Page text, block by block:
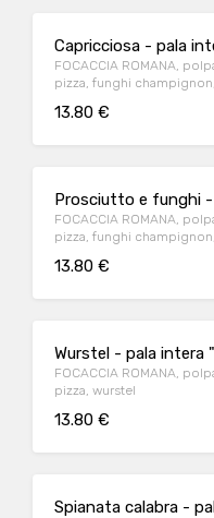
Capricciosa - pala
FOCACCIA ROMANA,
pizza, funghi
13.80 €
Prosciutto e funghi -
FOCACCIA ROMANA,
pizza, funghi
13.80 €
Wurstel - pala intera
FOCACCIA ROMANA,
pizza, wurstel
13.80 €
Spianata calabra -